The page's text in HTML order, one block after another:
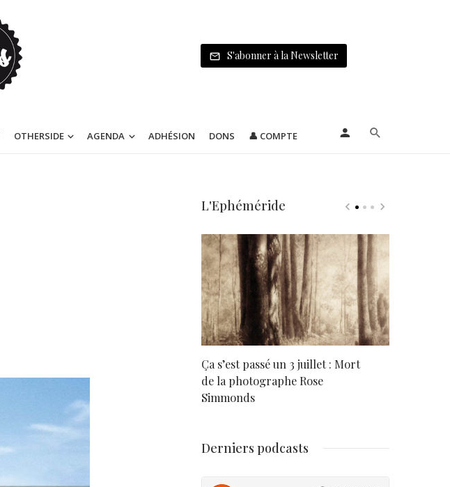
S'abonner à la Newsletter
OTHERSIDE AGENDA ADHÉSION DONS 👤 COMPTE
L'Ephéméride
Misonne
Ça s’est passé un 3 juillet : Mort
de la photographe Rose
Simmonds
Derniers podcasts